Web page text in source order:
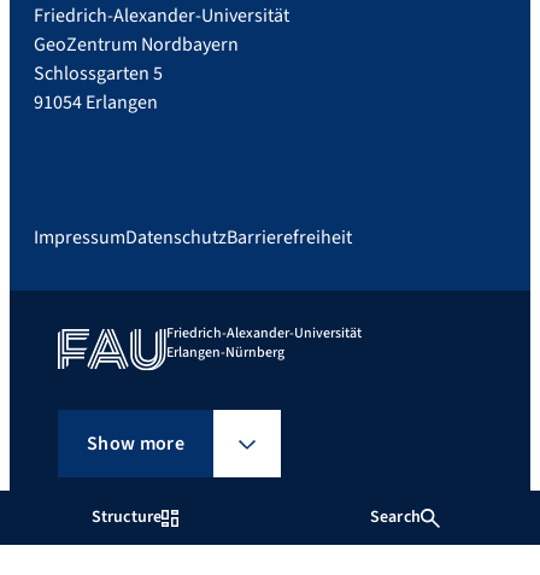
Structure Search
Friedrich-Alexander-Universität
GeoZentrum Nordbayern
Schlossgarten 5
91054 Erlangen
ImpressumDatenschutzBarrierefreiheit
Friedrich-Alexander-Universität
Erlangen-Nürnberg
Show more